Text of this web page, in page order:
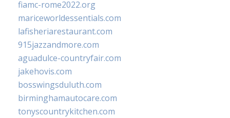
fiamc-rome2022.org
mariceworldessentials.com
lafisheriarestaurant.com
915jazzandmore.com
aguadulce-countryfair.com
jakehovis.com
bosswingsduluth.com
birminghamautocare.com
tonyscountrykitchen.com